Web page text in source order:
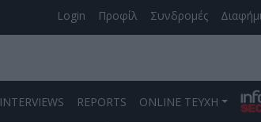
Login Προφίλ Συνδρομές
INTERVIEWS REPORTS ONLINE ΤΕΥΧΗ